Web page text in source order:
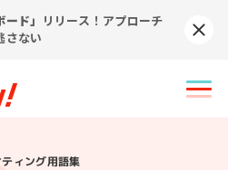
ード」
リリース！アプローチ
さない
ティング用語集